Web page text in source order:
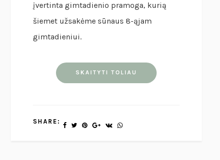
įvertinta gimtadienio pramoga, kurią
šiemet užsakėme sūnaus 8-ąjam
gimtadieniui.
SKAITYTI TOLIAU
SHARE: